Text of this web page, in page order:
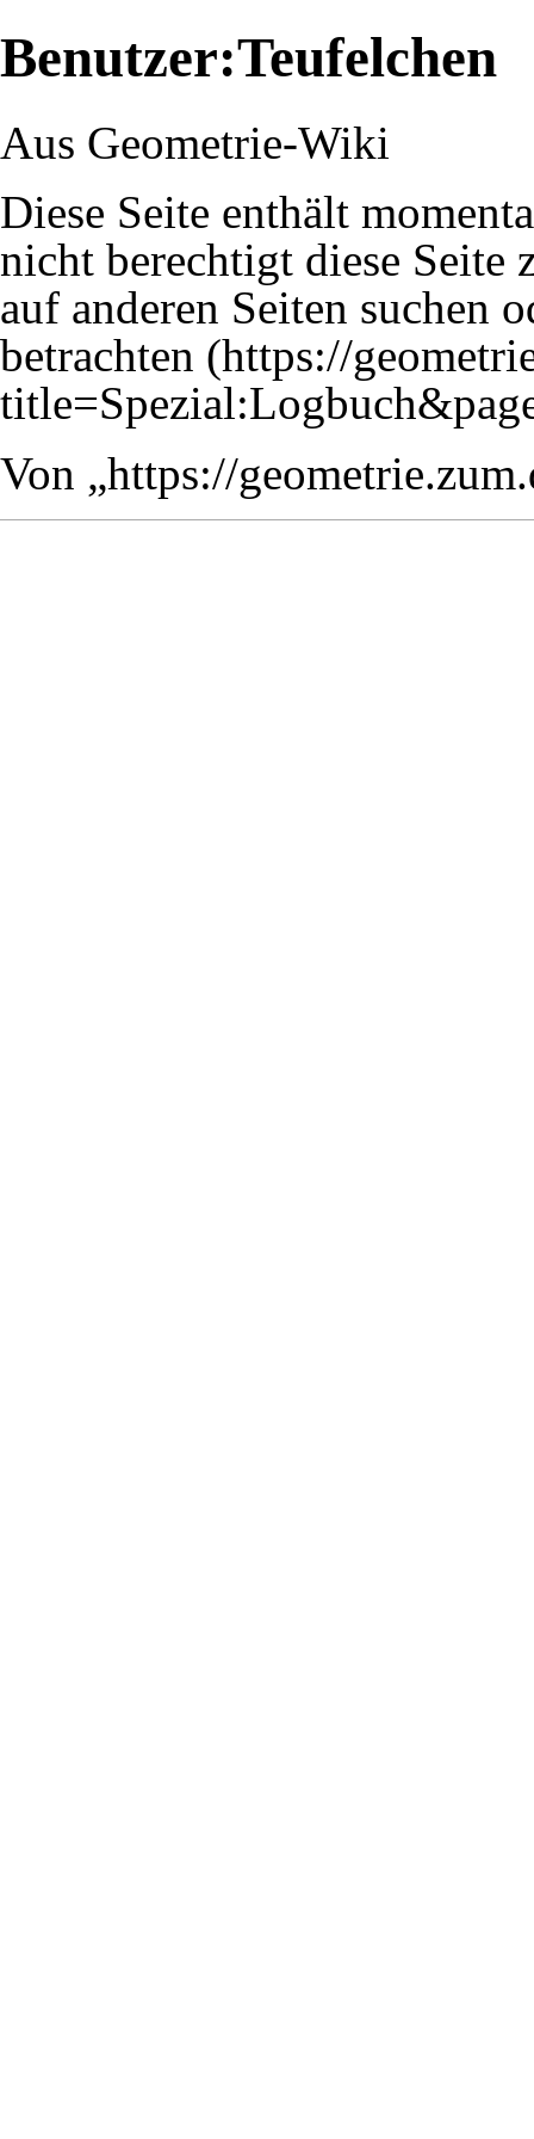
Benutzer:Teufelchen
Aus Geometrie-Wiki
Diese Seite enthält
nicht berechtigt diese Seite
auf anderen Seiten suchen
betrachten
Von „https://